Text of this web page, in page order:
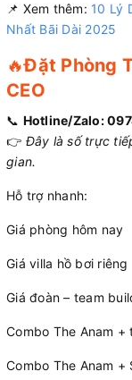
📌 Xem thêm: 10 Lý
Nhất Bãi Dài 2025
🔥Đặt Phòng
CEO
📞 Hotline/Zalo:
👉 Đây là số trực
gian.
Hỗ trợ nhanh:
Giá phòng hôm nay
Giá villa hồ bơi riêng
Giá đoàn – team
Combo The Anam +
Combo The Anam +